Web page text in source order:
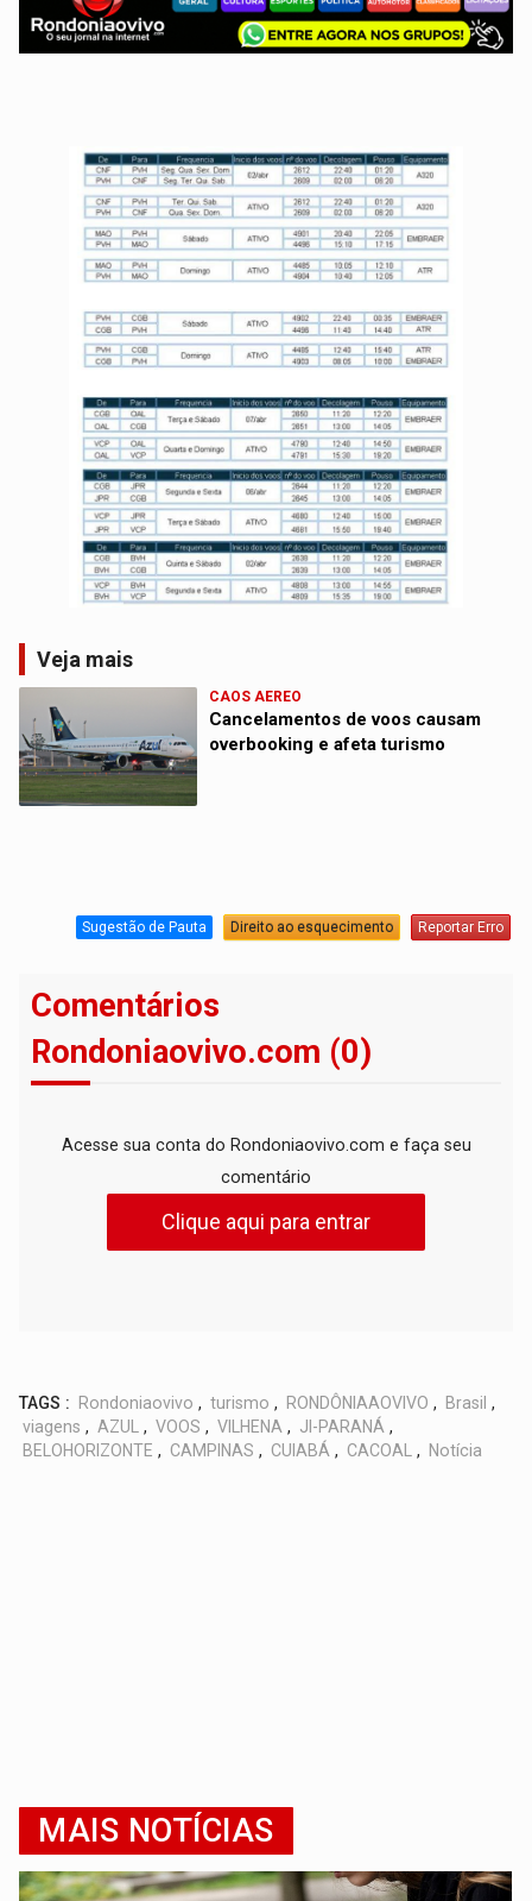
Veja mais
CAOS AEREO
Cancelamentos de voos causam
overbooking e afeta turismo
Sugestão de Pauta Direito ao esquecimento Reportar Erro
Comentários
Rondoniaovivo.com (0)
Acesse sua conta do Rondoniaovivo.com e faça seu
comentário
Clique aqui para entrar
TAGS : Rondoniaovivo , turismo , RONDÔNIAAOVIVO , Brasil ,
viagens , AZUL , VOOS , VILHENA , JI-PARANÁ ,
BELOHORIZONTE , CAMPINAS , CUIABÁ , CACOAL , Notícia
MAIS NOTÍCIAS